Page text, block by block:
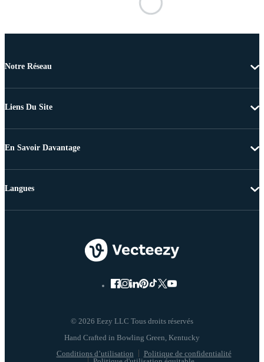
Notre Réseau
Liens Du Site
En Savoir Davantage
© 2026 Eezy LLC Tous droits réservés
Conditions d’utilisation
Politique de confidentialité
Langues